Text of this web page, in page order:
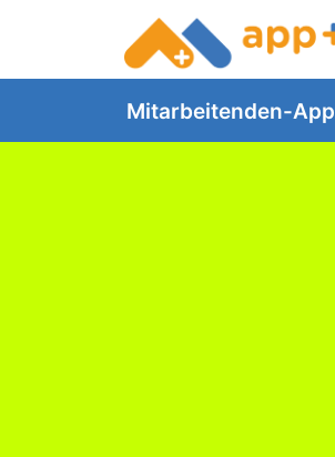
Mitarbeitenden-App